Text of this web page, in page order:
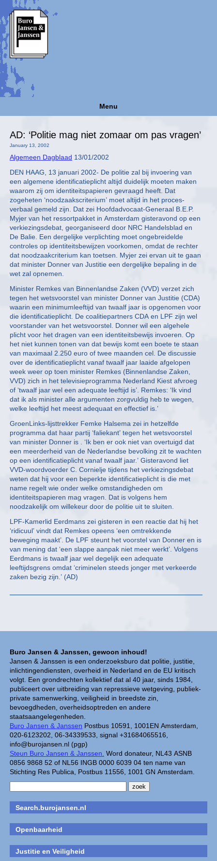
Menu
Buro Jansen & Janssen, gewoon inhoud!
Jansen & Janssen is een onderzoeksburo dat politie, justitie,
inlichtingendiensten, overheid in Nederland en de EU kritisch
volgt. Een grondrechten kollektief dat al 40 jaar, sinds 1984,
publiceert over uitbreiding van repressieve wetgeving, publiek-
private samenwerking, veiligheid in breedste zin,
bevoegdheden, overheidsoptreden en andere
staatsaangelegenheden.
Buro Jansen & Janssen Postbus 10591, 1001EN Amsterdam,
020-6123202, 06-34339533, signal +31684065516,
info@burojansen.nl (pgp)
Steun Buro Jansen & Janssen. Word donateur, NL43 ASNB
0856 9868 52 of NL56 INGB 0000 6039 04 ten name van
Stichting Res Publica, Postbus 11556, 1001 GN Amsterdam.
Search.burojansen.nl
Openbaarheid
Justitie en Veiligheid
AD: ‘Politie mag niet zomaar om pas vragen’
January 13, 2002
Algemeen Dagblaad 13/01/2002
DEN HAAG, 13 januari 2002- De politie zal bij invoering van
een algemene identificatieplicht altijd duidelijk moeten maken
waarom zij om identiteitspapieren gevraagd heeft. Dat
zogeheten ‘noodzaakscriterium’ moet altijd in het proces-
verbaal gemeld zijn. Dat zei Hoofdadvocaat-Generaal B.E.P.
Myjer van het ressortpakket in Amsterdam gisteravond op een
verkiezingsdebat, georganiseerd door NRC Handelsblad en
De Balie. Een dergelijke verplichting moet ongebreidelde
controles op identiteitsbewijzen voorkomen, omdat de rechter
dat noodzaakcriterium kan toetsen. Myjer zei ervan uit te gaan
dat minister Donner van Justitie een dergelijke bepaling in de
wet zal opnemen.
Minister Remkes van Binnenlandse Zaken (VVD) verzet zich
tegen het wetsvoorstel van minister Donner van Justitie (CDA)
waarin een minimumleeftijd van twaalf jaar is opgenomen voor
die identificatieplicht. De coalitiepartners CDA en LPF zijn wel
voorstander van het wetsvoorstel. Donner wil een algehele
plicht voor het dragen van een identiteitsbewijs invoeren. Op
het niet kunnen tonen van dat bewijs komt een boete te staan
van maximaal 2.250 euro of twee maanden cel. De discussie
over de identificatieplicht vanaf twaalf jaar laaide afgelopen
week weer op toen minister Remkes (Binnenlandse Zaken,
VVD) zich in het televisieprogramma Nederland Kiest afvroeg
of ‘twaalf jaar wel een adequate leeftijd is’. Remkes: ‘Ik vind
dat ik als minister alle argumenten zorgvuldig heb te wegen,
welke leeftijd het meest adequaat en effectief is.’
GroenLinks-lijsttrekker Femke Halsema zei in hetzelfde
programma dat haar partij ‘faliekant’ tegen het wetsvoorstel
van minister Donner is . ‘Ik ben er ook niet van overtuigd dat
een meerderheid van de Nederlandse bevolking zit te wachten
op een identificatieplicht vanaf twaalf jaar.’ Gisteravond liet
VVD-woordvoerder C. Cornielje tijdens het verkiezingsdebat
weten dat hij voor een beperkte identificatieplicht is die met
name regelt wie onder welke omstandigheden om
identiteitspapieren mag vragen. Dat is volgens hem
noodzakelijk om willekeur door de politie uit te sluiten.
LPF-Kamerlid Eerdmans zei gisteren in een reactie dat hij het
‘ridicuul’ vindt dat Remkes opeens ‘een omtrekkende
beweging maakt’. De LPF steunt het voorstel van Donner en is
van mening dat ‘een slappe aanpak niet meer werkt’. Volgens
Eerdmans is twaalf jaar wel degelijk een adequate
leeftijdsgrens omdat ‘criminelen steeds jonger met verkeerde
zaken bezig zijn.’ (AD)